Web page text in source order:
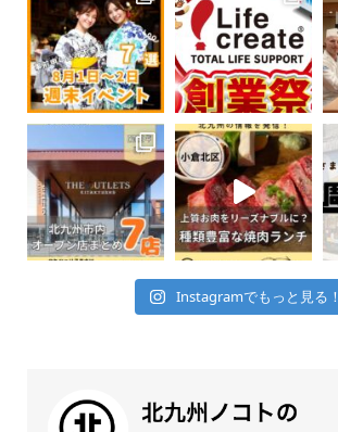
Instagramでもっと見る！